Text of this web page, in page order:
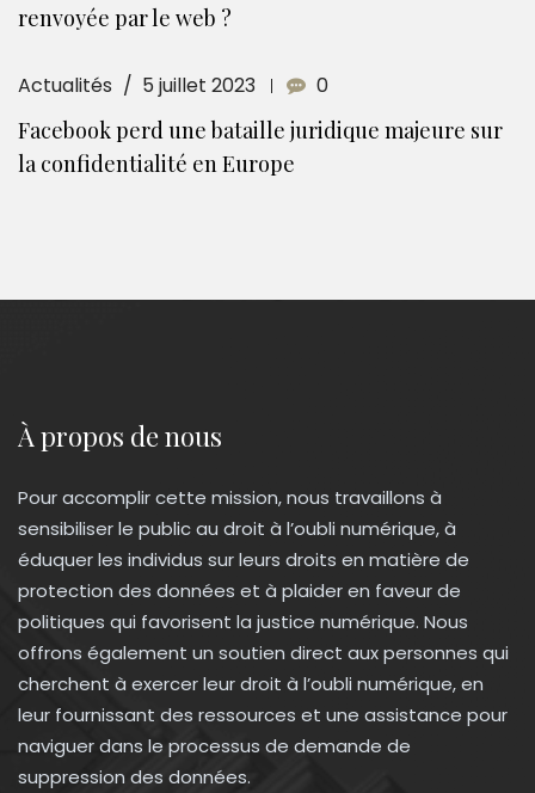
renvoyée par le web ?
Actualités 5 juillet 2023 0
Facebook perd une bataille juridique majeure sur
la confidentialité en Europe
À propos de nous
Pour accomplir cette mission, nous travaillons à
sensibiliser le public au droit à l’oubli numérique, à
éduquer les individus sur leurs droits en matière de
protection des données et à plaider en faveur de
politiques qui favorisent la justice numérique. Nous
offrons également un soutien direct aux personnes qui
cherchent à exercer leur droit à l’oubli numérique, en
leur fournissant des ressources et une assistance pour
naviguer dans le processus de demande de
suppression des données.